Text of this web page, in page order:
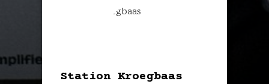
Station Kroegbaas